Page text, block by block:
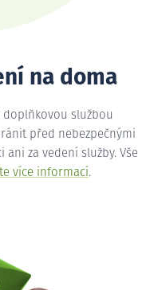
na doma
službou
před nebezpečnými
ani za vedení služby. Vše
více informací.